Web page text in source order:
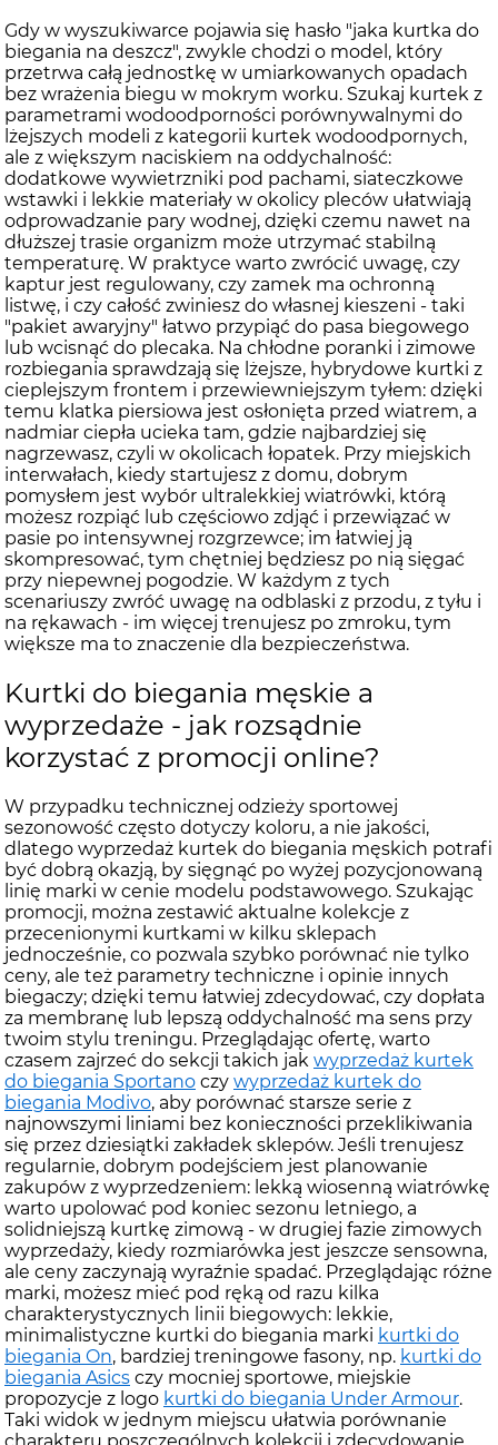
Gdy w wyszukiwarce pojawia się hasło "jaka kurtka do
biegania na deszcz", zwykle chodzi o model, który
przetrwa całą jednostkę w umiarkowanych opadach
bez wrażenia biegu w mokrym worku. Szukaj kurtek z
parametrami wodoodporności porównywalnymi do
lżejszych modeli z kategorii kurtek wodoodpornych,
ale z większym naciskiem na oddychalność:
dodatkowe wywietrzniki pod pachami, siateczkowe
wstawki i lekkie materiały w okolicy pleców ułatwiają
odprowadzanie pary wodnej, dzięki czemu nawet na
dłuższej trasie organizm może utrzymać stabilną
temperaturę. W praktyce warto zwrócić uwagę, czy
kaptur jest regulowany, czy zamek ma ochronną
listwę, i czy całość zwiniesz do własnej kieszeni - taki
"pakiet awaryjny" łatwo przypiąć do pasa biegowego
lub wcisnąć do plecaka. Na chłodne poranki i zimowe
rozbiegania sprawdzają się lżejsze, hybrydowe kurtki z
cieplejszym frontem i przewiewniejszym tyłem: dzięki
temu klatka piersiowa jest osłonięta przed wiatrem, a
nadmiar ciepła ucieka tam, gdzie najbardziej się
nagrzewasz, czyli w okolicach łopatek. Przy miejskich
interwałach, kiedy startujesz z domu, dobrym
pomysłem jest wybór ultralekkiej wiatrówki, którą
możesz rozpiąć lub częściowo zdjąć i przewiązać w
pasie po intensywnej rozgrzewce; im łatwiej ją
skompresować, tym chętniej będziesz po nią sięgać
przy niepewnej pogodzie. W każdym z tych
scenariuszy zwróć uwagę na odblaski z przodu, z tyłu i
na rękawach - im więcej trenujesz po zmroku, tym
większe ma to znaczenie dla bezpieczeństwa.
Kurtki do biegania męskie a
wyprzedaże - jak rozsądnie
korzystać z promocji online?
W przypadku technicznej odzieży sportowej
sezonowość często dotyczy koloru, a nie jakości,
dlatego wyprzedaż kurtek do biegania męskich potrafi
być dobrą okazją, by sięgnąć po wyżej pozycjonowaną
linię marki w cenie modelu podstawowego. Szukając
promocji, można zestawić aktualne kolekcje z
przecenionymi kurtkami w kilku sklepach
jednocześnie, co pozwala szybko porównać nie tylko
ceny, ale też parametry techniczne i opinie innych
biegaczy; dzięki temu łatwiej zdecydować, czy dopłata
za membranę lub lepszą oddychalność ma sens przy
twoim stylu treningu. Przeglądając ofertę, warto
czasem zajrzeć do sekcji takich jak wyprzedaż kurtek
do biegania Sportano czy wyprzedaż kurtek do
biegania Modivo, aby porównać starsze serie z
najnowszymi liniami bez konieczności przeklikiwania
się przez dziesiątki zakładek sklepów. Jeśli trenujesz
regularnie, dobrym podejściem jest planowanie
zakupów z wyprzedzeniem: lekką wiosenną wiatrówkę
warto upolować pod koniec sezonu letniego, a
solidniejszą kurtkę zimową - w drugiej fazie zimowych
wyprzedaży, kiedy rozmiarówka jest jeszcze sensowna,
ale ceny zaczynają wyraźnie spadać. Przeglądając różne
marki, możesz mieć pod ręką od razu kilka
charakterystycznych linii biegowych: lekkie,
minimalistyczne kurtki do biegania marki kurtki do
biegania On, bardziej treningowe fasony, np. kurtki do
biegania Asics czy mocniej sportowe, miejskie
propozycje z logo kurtki do biegania Under Armour.
Taki widok w jednym miejscu ułatwia porównanie